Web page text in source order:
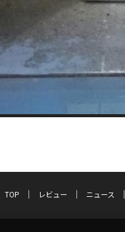
TOP レビュー ニュース